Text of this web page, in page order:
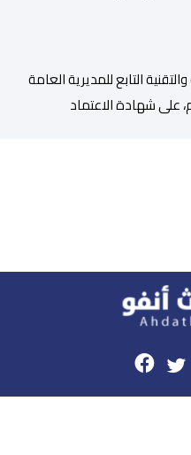
التابع للمديرية العامة
على شهادة الاعتماد